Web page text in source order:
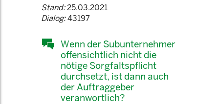
Stand:25.03.2021
Dialog:43197
Wenn der Subunternehmer
offensichtlich nicht die
nötige Sorgfaltspflicht
durchsetzt, ist dann auch
der Auftraggeber
veranwortlich?